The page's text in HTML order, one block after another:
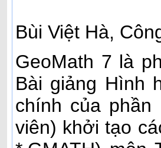
Bùi Việt Hà,
GeoMath 7 là
Bài giảng Hình
chính của
viên) khởi tạo